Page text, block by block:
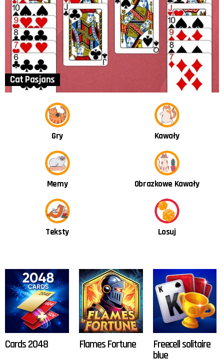
Cat Pasjans
OSTATNIE
TREŚCI
Cards 2048 Flames Fortune
Freecell solitaire
blue
Gry Kawały
Memy Obrazkowe Kawały
Teksty Losuj